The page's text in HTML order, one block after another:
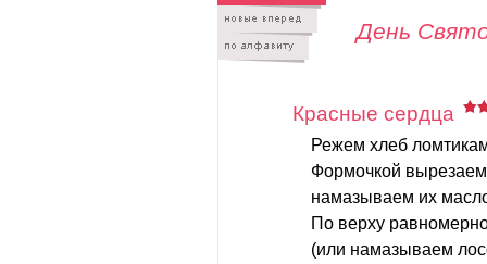
День
Красные сердца
Режем хлеб
Формочкой вырезаем
намазываем их
По верху
(или намазываем